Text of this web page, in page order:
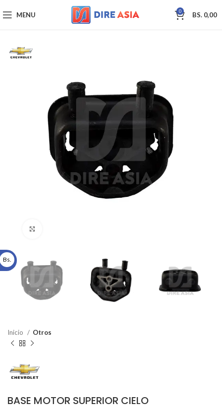
MENU 0 BS. 0,00
Inicio Otros
BASE MOTOR SUPERIOR CIELO
Bs.